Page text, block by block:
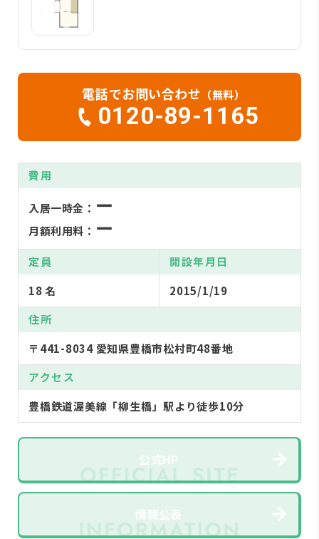
電話でお問い合わせ （無料）
0120-89-1165
費用
入居一時金： ー
月額利用料： ー
定員
18 名
開設年月日
2015/1/19
住所
〒441-8034 愛知県豊橋市松村町48番地
アクセス
豊橋鉄道渥美線「柳生橋」駅より徒歩10分
公式HP
情報公表